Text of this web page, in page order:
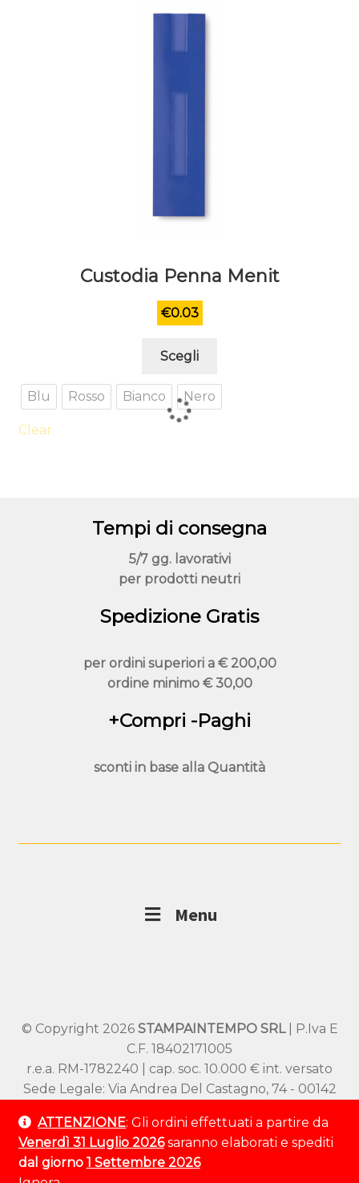
ATTENZIONE: Gli ordini effettuati a partire da
Venerdì 31 Luglio 2026saranno elaborati e spediti
dal giorno 1 Settembre 2026
Custodia Penna Menit
€0.03
Scegli
ha
più
scelte
pagina
del
prodotto
Blu Rosso Bianco Nero
Clear
Tempi di consegna
5/7 gg. lavorativi
per prodotti neutri
Spedizione Gratis
per ordini superiori a € 200,00
ordine minimo€ 30,00
+Compri -Paghi
sconti in base alla Quantità
Menu
© Copyright 2026 STAMPAINTEMPO SRL| P.Iva E
C.F. 18402171005
r.e.a. RM-1782240 | cap. soc. 10.000 € int. versato
Sede Legale: Via Andrea Del Castagno, 74 - 00142
Sede Operativa: Viale SS Pietro e Paolo 54/A –
00144 Roma
Tel:+39 320 9529 802